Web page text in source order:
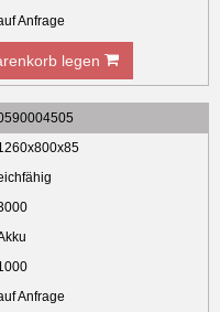
Anfrage
legen
Anfrage